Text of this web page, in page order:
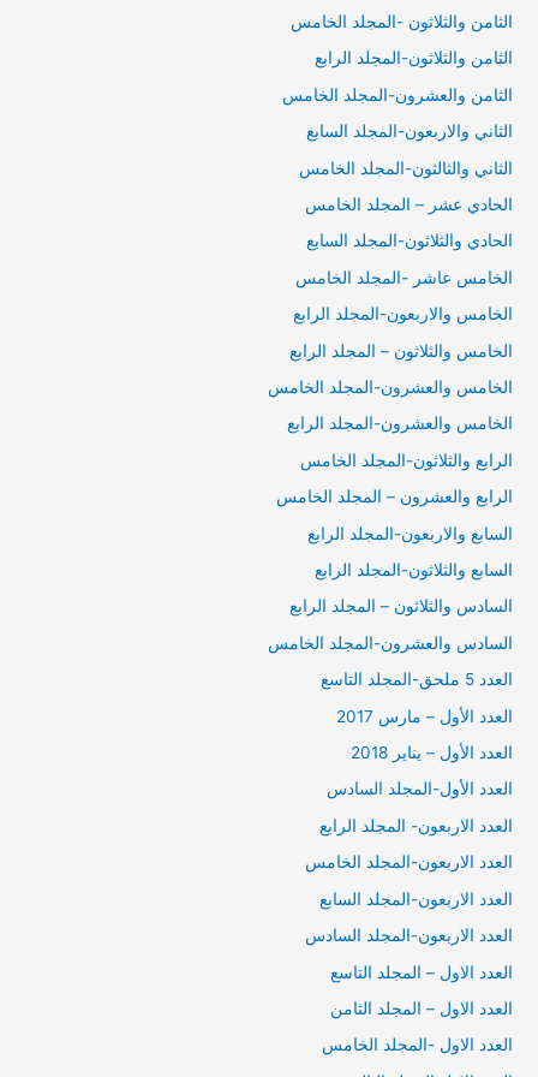
الثامن والثلاثون -المجلد الخامس
الثامن والثلاثون-المجلد الرابع
الثامن والعشرون-المجلد الخامس
الثاني والاربعون-المجلد السابع
الثاني والثالثون-المجلد الخامس
الحادي عشر – المجلد الخامس
الحادي والثلاثون-المجلد السابع
الخامس عاشر -المجلد الخامس
الخامس والاربعون-المجلد الرابع
الخامس والثلاثون – المجلد الرابع
الخامس والعشرون-المجلد الخامس
الخامس والعشرون-المجلد الرابع
الرابع والثلاثون-المجلد الخامس
الرابع والعشرون – المجلد الخامس
السابع والاربعون-المجلد الرابع
السابع والثلاثون-المجلد الرابع
السادس والثلاثون – المجلد الرابع
السادس والعشرون-المجلد الخامس
العدد 5 ملحق-المجلد التاسع
العدد الأول – مارس 2017
العدد الأول – يناير 2018
العدد الأول-المجلد السادس
العدد الاربعون- المجلد الرابع
العدد الاربعون-المجلد الخامس
العدد الاربعون-المجلد السابع
العدد الاربعون-المجلد السادس
العدد الاول – المجلد التاسع
العدد الاول – المجلد الثامن
العدد الاول -المجلد الخامس